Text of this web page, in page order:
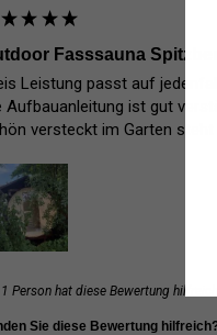
Fasssauna
Leistung passt auf
Aufbauanleitung ist gut
versteckt im Garten steht
1 Person hat diese Bewertung hilfreich
Sie diese Bewertung